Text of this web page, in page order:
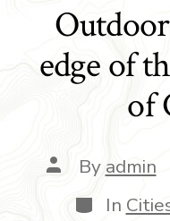
edge of
of
By admin
In